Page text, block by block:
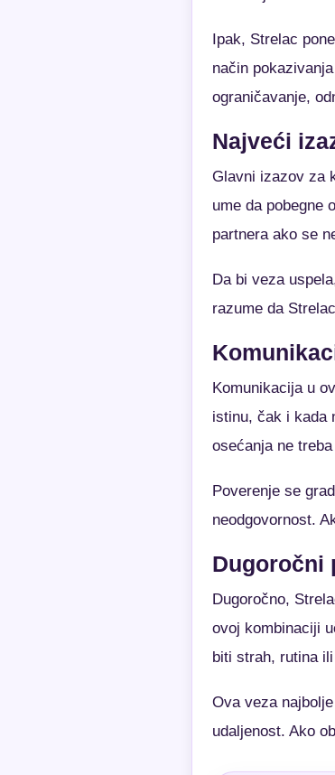
Ipak, Strelac
način
ograničavanje,
Najveći
Glavni izazov za
ume da pobegne
partnera ako se
Da bi veza
razume da
Komunikacija u
istinu, čak i kada
osećanja ne
Poverenje se
neodgovornost.
Dugoročni
Dugoročno,
ovoj kombinaciji
biti strah, rutina
Ova veza
udaljenost. Ako